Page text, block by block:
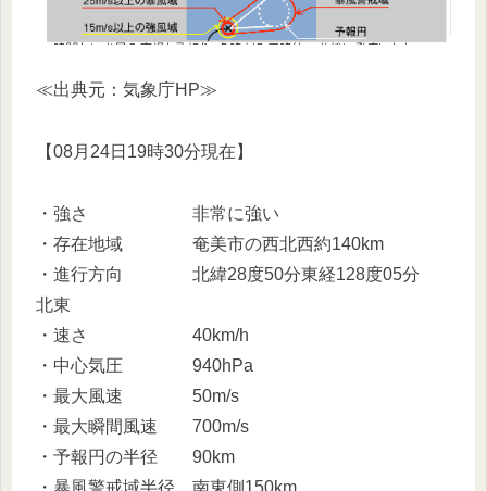
≪出典元：気象庁HP≫
【08月24日19時30分現在】
・強さ 非常に強い
・存在地域 奄美市の西北西約140km
・進行方向 北緯28度50分東経128度05分
北東
・速さ 40km/h
・中心気圧 940hPa
・最大風速 50m/s
・最大瞬間風速 700m/s
・予報円の半径 90km
・暴風警戒域半径 南東側150km